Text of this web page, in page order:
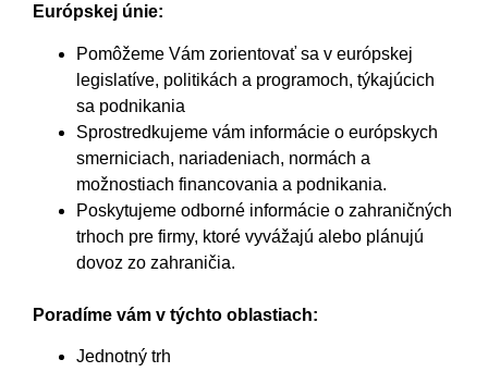
Európskej únie:
Pomôžeme Vám zorientovať sa v európskej
legislatíve, politikách a programoch, týkajúcich
sa podnikania
Sprostredkujeme vám informácie o európskych
smerniciach, nariadeniach, normách a
možnostiach financovania a podnikania.
Poskytujeme odborné informácie o zahraničných
trhoch pre firmy, ktoré vyvážajú alebo plánujú
dovoz zo zahraničia.
Poradíme vám v týchto oblastiach:
Jednotný trh